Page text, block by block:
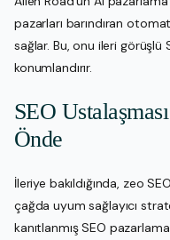
pazarları barındıran
sağlar. Bu, onu ileri
konumlandırır.
SEO
Önde
İleriye bakıldığında, zeo
çağda uyum sağlayıcı
kanıtlanmış SEO